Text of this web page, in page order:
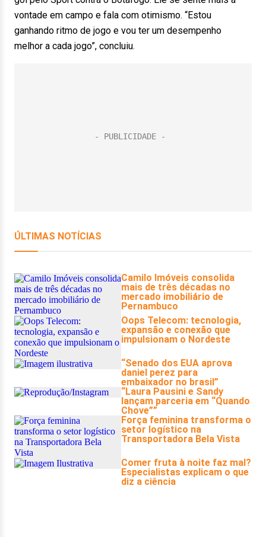
vontade em campo e fala com otimismo. “Estou
ganhando ritmo de jogo e vou ter um desempenho
melhor a cada jogo”, concluiu.